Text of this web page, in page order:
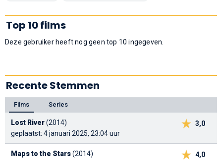
Top 10 films
Deze gebruiker heeft nog geen top 10 ingegeven.
Recente Stemmen
Films Series
3,0
Lost River(2014)
geplaatst: 4 januari 2025, 23:04 uur
4,0
Maps to the Stars(2014)